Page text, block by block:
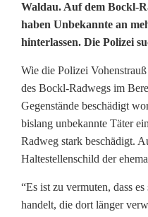
R
a
n
d
a
l
a
Waldau. Auf dem Bockl-
haben Unbekannte an
hinterlassen. Die Polizei
Wie die Polizei
des Bockl-Radwegs im
Gegenstände beschädigt
bislang unbekannte Täter
Radweg stark beschädigt.
Haltestellenschild der
“Es ist zu vermuten, dass
handelt, die dort länger